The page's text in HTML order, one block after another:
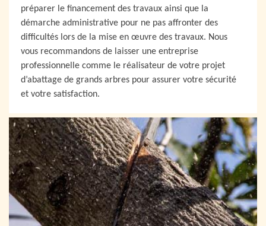
préparer le financement des travaux ainsi que la
démarche administrative pour ne pas affronter des
difficultés lors de la mise en œuvre des travaux. Nous
vous recommandons de laisser une entreprise
professionnelle comme le réalisateur de votre projet
d’abattage de grands arbres pour assurer votre sécurité
et votre satisfaction.